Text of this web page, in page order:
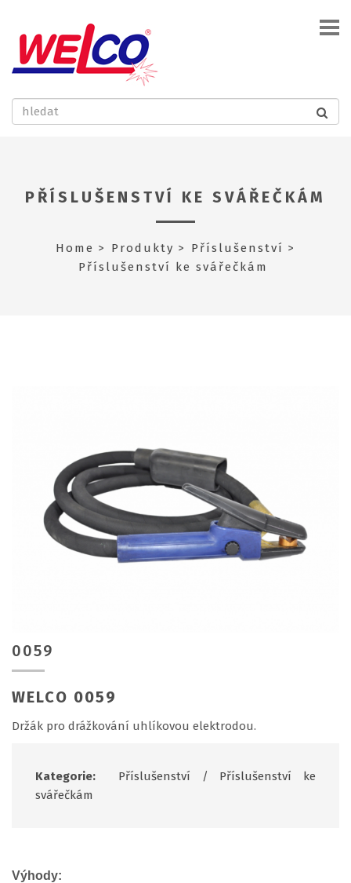
PŘÍSLUŠENSTVÍ KE SVÁŘEČKÁM
Home Produkty
Příslušenství
Příslušenství ke svářečkám
0059
WELCO 0059
Držák pro drážkování uhlíkovou elektrodou.
Kategorie: Příslušenství /
Příslušenství ke
svářečkám
Výhody: